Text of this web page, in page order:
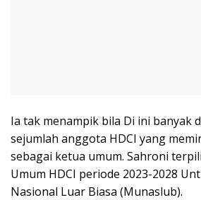
Ia tak menampik bila Di ini banyak
sejumlah anggota HDCI yang
sebagai ketua umum. Sahroni
Umum HDCI periode 2023-2028
Nasional Luar Biasa (Munaslub).